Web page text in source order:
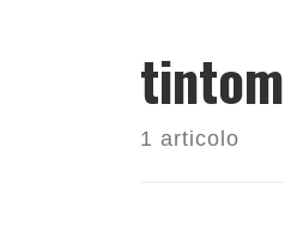
1 articolo